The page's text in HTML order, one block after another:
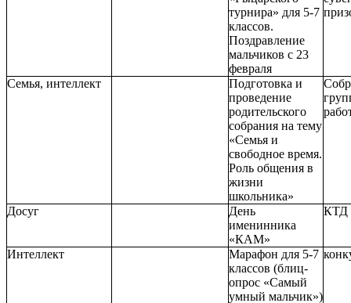
турнира» для 5-7
классов.
Поздравление
мальчиков с 23
февраля
Семья, интеллект
Подготовка и
проведение
родительского
собрания на тему
«Семья и
свободное время.
Роль общения в
жизни
школьника»
Досуг
День
именинника
«КАМ»
КТД
Интеллект
Марафон для 5-7
классов (блиц-
опрос «Самый
умный мальчик»)